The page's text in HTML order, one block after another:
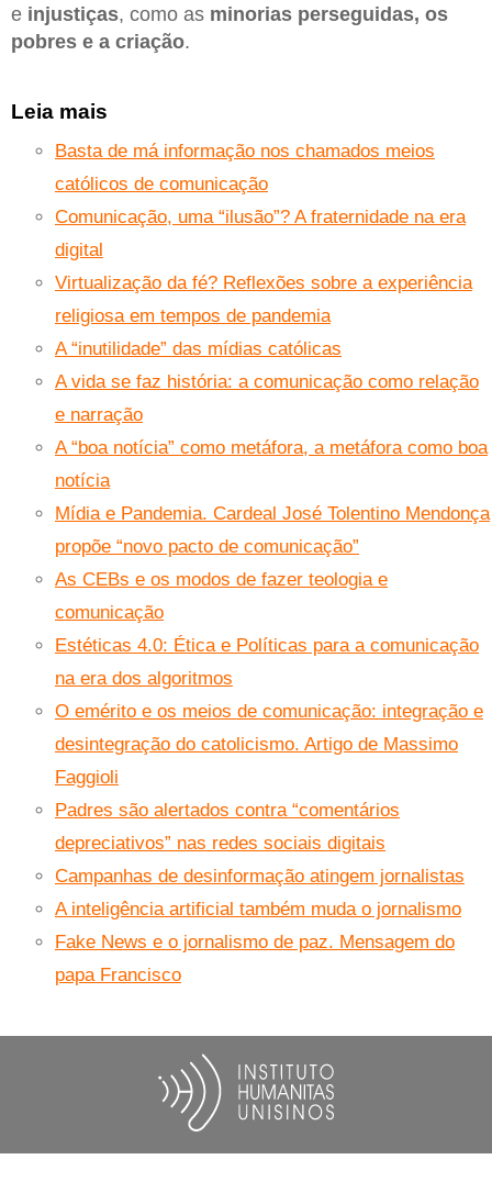
e injustiças, como as minorias perseguidas, os
pobres e a criação.
Leia mais
Basta de má informação nos chamados meios
católicos de comunicação
Comunicação, uma “ilusão”? A fraternidade na era
digital
Virtualização da fé? Reflexões sobre a experiência
religiosa em tempos de pandemia
A “inutilidade” das mídias católicas
A vida se faz história: a comunicação como relação
e narração
A “boa notícia” como metáfora, a metáfora como boa
notícia
Mídia e Pandemia. Cardeal José Tolentino Mendonça
propõe “novo pacto de comunicação”
As CEBs e os modos de fazer teologia e
comunicação
Estéticas 4.0: Ética e Políticas para a comunicação
na era dos algoritmos
O emérito e os meios de comunicação: integração e
desintegração do catolicismo. Artigo de Massimo
Faggioli
Padres são alertados contra “comentários
depreciativos” nas redes sociais digitais
Campanhas de desinformação atingem jornalistas
A inteligência artificial também muda o jornalismo
Fake News e o jornalismo de paz. Mensagem do
papa Francisco